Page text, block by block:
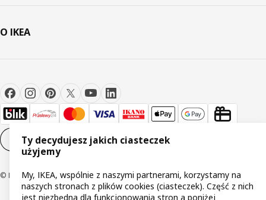
O IKEA
Ustawienia plików cookie PL
© Inter IKEA Systems B.V 1999-2026
Ty decydujesz jakich ciasteczek
użyjemy
My, IKEA, wspólnie z naszymi partnerami, korzystamy na
naszych stronach z plików cookies (ciasteczek). Część z nich
jest niezbędna dla funkcjonowania stron a poniżej